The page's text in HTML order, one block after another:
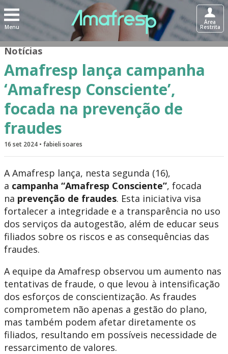
Menu
Área
Restrita
Notícias
Amafresp lança campanha
‘Amafresp Consciente’,
focada na prevenção de
fraudes
16 set 2024 • fabieli soares
A Amafresp lança, nesta segunda (16),
a campanha “Amafresp Consciente”, focada
na prevenção de fraudes. Esta iniciativa visa
fortalecer a integridade e a transparência no uso
dos serviços da autogestão, além de educar seus
filiados sobre os riscos e as consequências das
fraudes.
A equipe da Amafresp observou um aumento nas
tentativas de fraude, o que levou à intensificação
dos esforços de conscientização. As fraudes
comprometem não apenas a gestão do plano,
mas também podem afetar diretamente os
filiados, resultando em possíveis necessidade de
ressarcimento de valores.